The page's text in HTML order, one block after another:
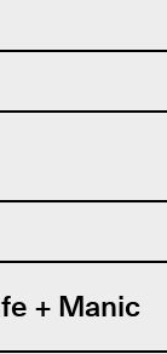
+ Manic